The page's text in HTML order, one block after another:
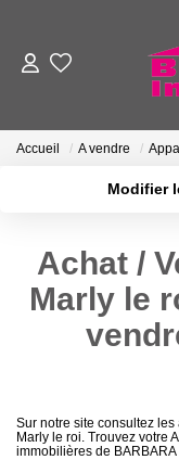
Accueil A vendre
Modifier
Sélectionnez...
Type de bien
Budget max
Achat /
Marly le
Sur notre site consultez
Marly le roi. Trouvez votre
immobilières de BARBARA